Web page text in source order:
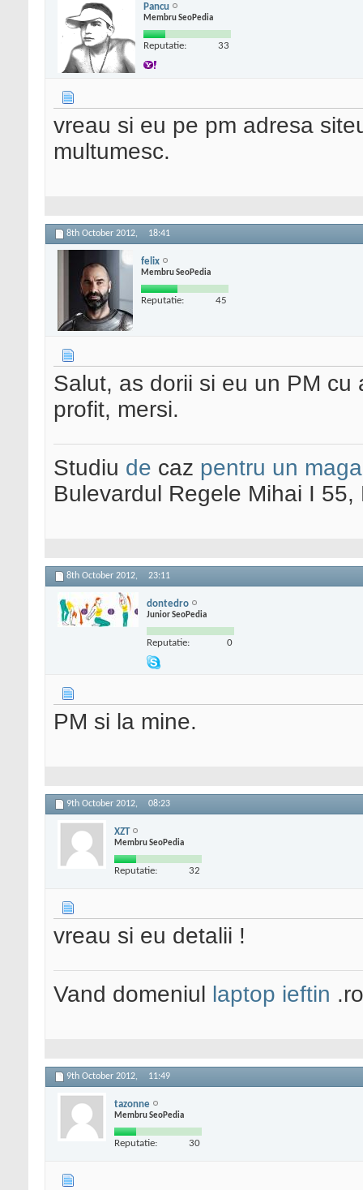
Pancu
Membru SeoPedia
Reputatie: 33
vreau si eu pe pm adresa
multumesc.
8th October 2012, 18:41
felix
Membru SeoPedia
Reputatie: 45
Salut, as dorii si eu un PM
profit, mersi.
Studiu de caz pentru un
Bulevardul Regele Mihai I
8th October 2012, 23:11
dontedro
Junior SeoPedia
Reputatie: 0
PM si la mine.
9th October 2012, 08:23
XZT
Membru SeoPedia
Reputatie: 32
vreau si eu detalii !
Vand domeniul laptop ieftin .ro
9th October 2012, 11:49
tazonne
Membru SeoPedia
Reputatie: 30